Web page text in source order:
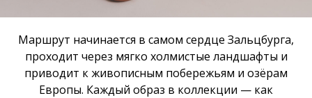
Маршрут начинается в самом сердце Зальцбурга,
проходит через мягко холмистые ландшафты и
приводит к живописным побережьям и озёрам
Европы. Каждый образ в коллекции — как